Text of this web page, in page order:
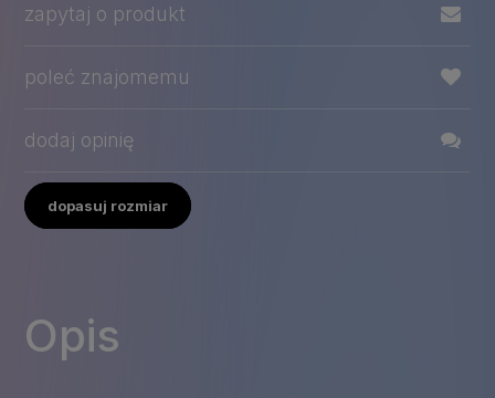
zapytaj o produkt
poleć znajomemu
dodaj opinię
dopasuj rozmiar
Opis